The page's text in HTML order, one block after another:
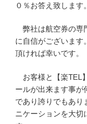
０％お答え致します。
弊社は航空券の専
に自信がございます
頂ければ幸いです。
お客様と【楽TEL
ールが出来ます事
であり誇りでもあり
ニケーションを大切